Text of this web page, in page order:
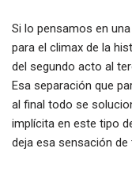
Si lo pensamos en
para el climax de la
del segundo acto al
Esa separación que
al final todo se
implícita en este tipo
deja esa sensación